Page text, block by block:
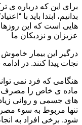
برای این که درباره ی
بدانیم، ابتدا باید با
هایی است که این
عزیزان و نزدیکان ما
درگیر این بیمار
نجات پیدا کنند. در
هنگامی که فرد نمی
ماده ی خاص را مصرف
های جسمی و روانی
تنها مربوط به سوء
شود. برخی افراد به